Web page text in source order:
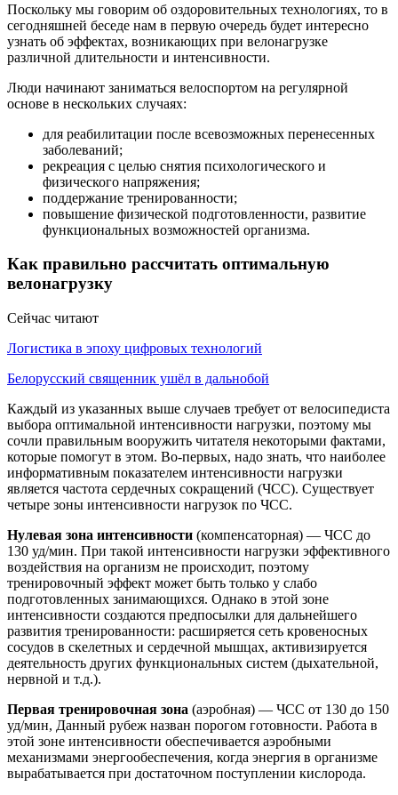
Поскольку мы говорим об оздоровительных технологиях, то в
сегодняшней беседе нам в первую очередь будет интересно
узнать об эффектах, возникающих при велонагрузке
различной длительности и интенсивности.
Люди начинают заниматься велоспортом на регулярной
основе в нескольких случаях:
для реабилитации после всевозможных перенесенных
заболеваний;
рекреация с целью снятия психологического и
физического напряжения;
поддержание тренированности;
повышение физической подготовленности, развитие
функциональных возможностей организма.
Как правильно рассчитать оптимальную
велонагрузку
Сейчас читают
Логистика в эпоху цифровых технологий
Белорусский священник ушёл в дальнобой
Каждый из указанных выше случаев требует от велосипедиста
выбора оптимальной интенсивности нагрузки, поэтому мы
сочли правильным вооружить читателя некоторыми фактами,
которые помогут в этом. Во-первых, надо знать, что наиболее
информативным показателем интенсивности нагрузки
является частота сердечных сокращений (ЧСС). Существует
четыре зоны интенсивности нагрузок по ЧСС.
Нулевая зона интенсивности (компенсаторная) — ЧСС до
130 уд/мин. При такой интенсивности нагрузки эффективного
воздействия на организм не происходит, поэтому
тренировочный эффект может быть только у слабо
подготовленных занимающихся. Однако в этой зоне
интенсивности создаются предпосылки для дальнейшего
развития тренированности: расширяется сеть кровеносных
сосудов в скелетных и сердечной мышцах, активизируется
деятельность других функциональных систем (дыхательной,
нервной и т.д.).
Первая тренировочная зона (аэробная) — ЧСС от 130 до 150
уд/мин, Данный рубеж назван порогом готовности. Работа в
этой зоне интенсивности обеспечивается аэробными
механизмами энергообеспечения, когда энергия в организме
вырабатывается при достаточном поступлении кислорода.